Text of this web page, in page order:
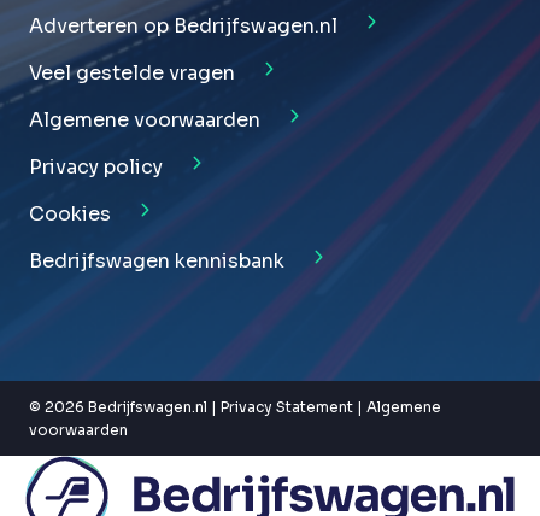
Adverteren op Bedrijfswagen.nl
Veel gestelde vragen
Algemene voorwaarden
Privacy policy
Cookies
Bedrijfswagen kennisbank
© 2026 Bedrijfswagen.nl | Privacy Statement | Algemene
voorwaarden